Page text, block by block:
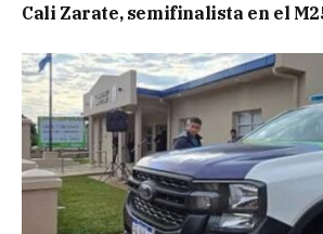
Cali Zarate, semifinalista en el